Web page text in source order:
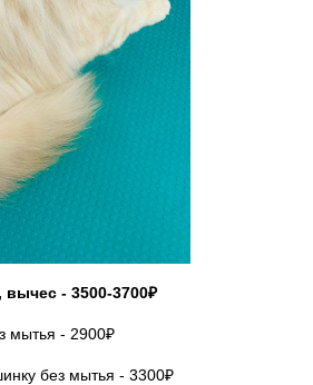
- 3500-3700₽
мытья - 2900₽
без мытья - 3300₽